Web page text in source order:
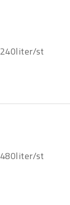
240liter/st
480liter/st